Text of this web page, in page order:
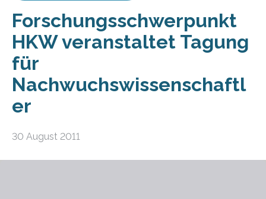
Forschungsschwerpunkt
HKW veranstaltet Tagung
für
Nachwuchswissenschaftl
er
30 August 2011